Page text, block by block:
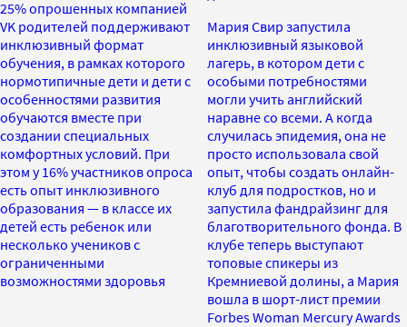
25% опрошенных компанией
VK родителей поддерживают
инклюзивный формат
обучения, в рамках которого
нормотипичные дети и дети с
особенностями развития
обучаются вместе при
создании специальных
комфортных условий. При
этом у 16% участников опроса
есть опыт инклюзивного
образования — в классе их
детей есть ребенок или
несколько учеников с
ограниченными
возможностями здоровья
Мария Свир запустила
инклюзивный языковой
лагерь, в котором дети с
особыми потребностями
могли учить английский
наравне со всеми. А когда
случилась эпидемия, она не
просто использовала свой
опыт, чтобы создать онлайн-
клуб для подростков, но и
запустила фандрайзинг для
благотворительного фонда. В
клубе теперь выступают
топовые спикеры из
Кремниевой долины, а Мария
вошла в шорт-лист премии
Forbes Woman Mercury Awards